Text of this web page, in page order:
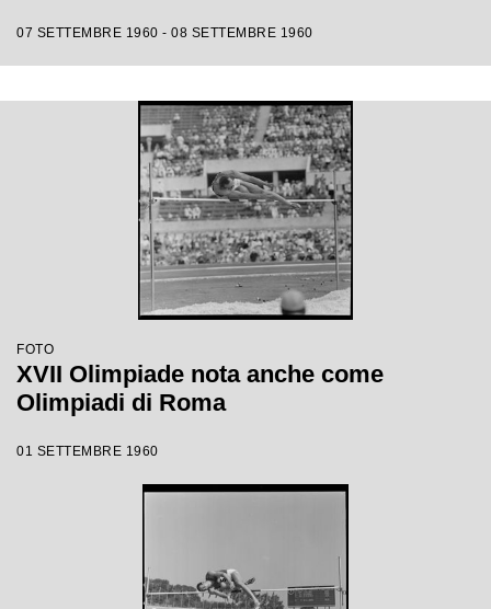
07 SETTEMBRE 1960 - 08 SETTEMBRE 1960
FOTO
XVII Olimpiade nota anche come
Olimpiadi di Roma
01 SETTEMBRE 1960